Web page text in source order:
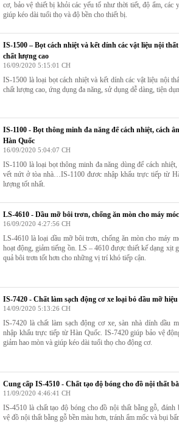
cơ, bảo vệ thiết bị khỏi các yếu tố như thời tiết, độ ẩm, các
giúp kéo dài tuổi thọ và độ bền cho thiết bị.
IS-1500 – Bọt cách nhiệt và kết dính các vật liệu nội
chất lượng cao
16/09/2020 5:15:01 CH
IS-1500 là loại bọt cách nhiệt và kết dính các vật liệu nội
chất lượng cao, ứng dụng đa năng, sử dụng dễ dàng, tiện
IS-1100 - Bọt thông minh đa năng để cách nhiệt, cách
Hàn Quốc
16/09/2020 5:04:07 CH
IS-1100 là loại bọt thông minh đa năng dùng để cách nhiệt,
vết nứt ở tòa nhà…IS-1100 đươc nhập khẩu trực tiếp từ
lượng tốt nhất.
LS-4610 - Dầu mỡ bôi trơn, chống ăn mòn cho máy móc
16/09/2020 4:27:56 CH
LS-4610 là loại dầu mỡ bôi trơn, chống ăn mòn cho máy
hoạt động, giảm tiếng ồn. LS – 4610 được thiết kế dạng xịt
quả bôi trơn tốt hơn cho những vị trí khó tiếp cận.
IS-7420 - Chất làm sạch động cơ xe loại bỏ dầu mỡ
14/09/2020 5:13:26 CH
IS-7420 là chất làm sạch động cơ xe, sàn nhà dính dầu
nhập khẩu trực tiếp từ Hàn Quốc. IS-7420 giúp bảo vệ
giảm hao mòn và giúp kéo dài tuổi thọ cho động cơ.
Cung cấp IS-4510 - Chất tạo độ bóng cho đồ nội thất
11/09/2020 4:46:41 CH
IS-4510 là chất tạo độ bóng cho đồ nội thất bằng gỗ, đánh
vệ đồ nội thất bằng gỗ bền màu hơn, tránh ẩm mốc và bụi